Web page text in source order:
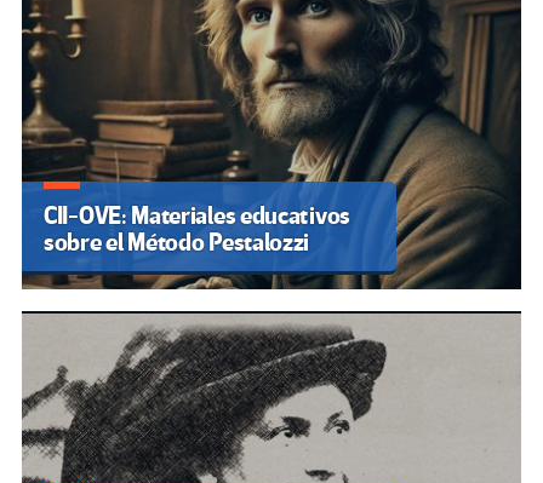
CII-OVE: Materiales educativos
sobre el Método Pestalozzi